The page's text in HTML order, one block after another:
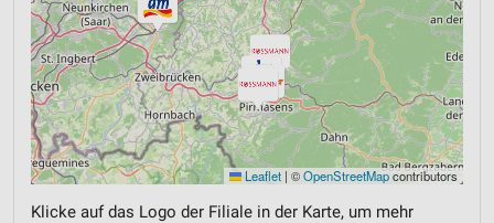
Leaflet | ©OpenStreetMapcontributors
Klicke auf das Logo der Filiale in der Karte, um mehr